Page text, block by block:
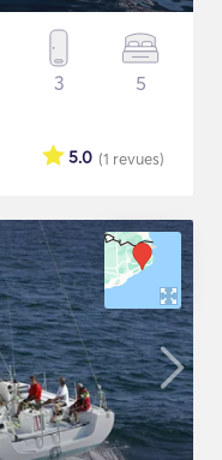
3 5
(1 revues)
5.0